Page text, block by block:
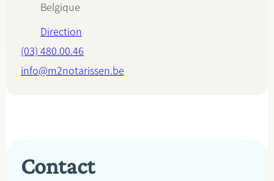
Belgique
Direction
(03) 480.00.46
info@m2notarissen.be
Contact